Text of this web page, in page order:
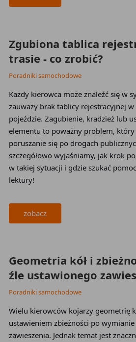
2026-07-26
Zgubiona tablica
trasie - co zrobić?
Poradniki samochodowe
Każdy kierowca może znaleźć się w
zauważy brak tablicy rejestracyjnej
pojeździe. Zagubienie, kradzież lub
elementu to poważny problem,
poruszanie się po drogach
szczegółowo wyjaśniamy, jak krok
w takiej sytuacji i gdzie szukać
lektury!
zobacz
2026-05-27
Geometria kół i
źle ustawionego
Poradniki samochodowe
Wielu kierowców kojarzy geometrię
ustawieniem zbieżności po
zawieszenia. Jednak temat jest